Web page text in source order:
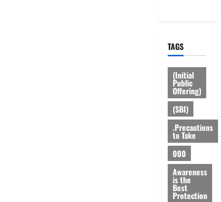
TAGS
(Initial
Public
Offering)
(SBI)
.Precautions
to Take
000
Awareness
is the
Best
Protection